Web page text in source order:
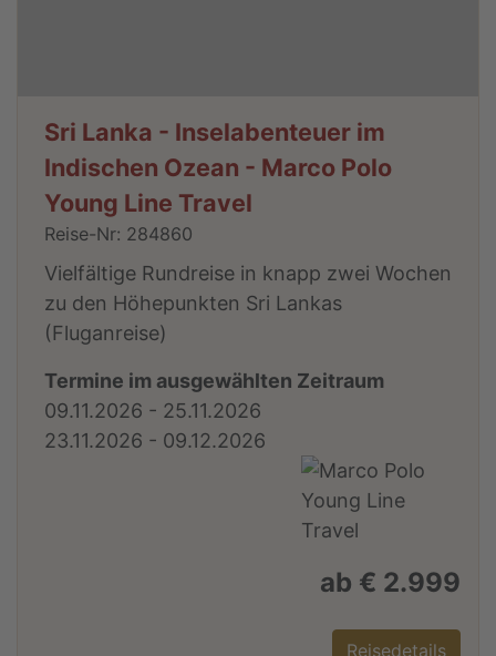
Sri Lanka - Inselabenteuer im
Indischen Ozean - Marco Polo
Young Line Travel
Reise-Nr: 284860
Vielfältige Rundreise in knapp zwei Wochen
zu den Höhepunkten Sri Lankas
(Fluganreise)
Termine im ausgewählten Zeitraum
09.11.2026 - 25.11.2026
23.11.2026 - 09.12.2026
ab € 2.999
Reisedetails